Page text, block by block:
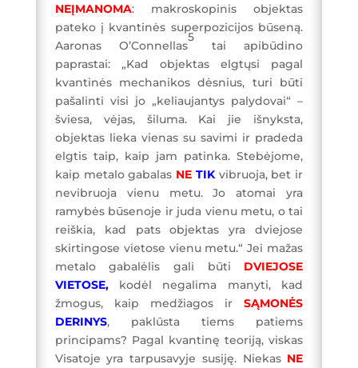
NEĮMANOMA: makroskopinis objektas
pateko į kvantinės superpozicijos būseną.
Aaronas O’Connellas
5
tai apibūdino
paprastai: „Kad objektas elgtųsi pagal
kvantinės mechanikos dėsnius, turi būti
pašalinti visi jo „keliaujantys palydovai“ –
šviesa, vėjas, šiluma. Kai jie išnyksta,
objektas lieka vienas su savimi ir pradeda
elgtis taip, kaip jam patinka. Stebėjome,
kaip metalo gabalas NE TIKvibruoja, bet ir
nevibruoja vienu metu. Jo atomai yra
ramybės būsenoje ir juda vienu metu, o tai
reiškia, kad pats objektas yra dviejose
skirtingose vietose vienu metu.“ Jei mažas
metalo gabalėlis gali būti DVIEJOSE
VIETOSE,kodėl negalima manyti, kad
žmogus, kaip medžiagos irSĄMONĖS
DERINYS, paklūsta tiems patiems
principams? Pagal kvantinę teoriją, viskas
Visatoje yra tarpusavyje susiję. Niekas NE